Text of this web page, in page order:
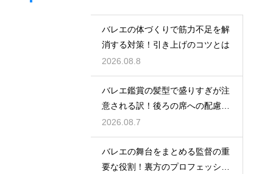
バレエの体づくりで筋力不足を解
消する対策！引き上げのコツとは
2026.08.8
バレエ鑑賞の髪型で盛りすぎが注
意される訳！後ろの席への配慮と
は
2026.08.7
バレエの舞台をまとめる監督の重
要な役割！裏方のプロフェッショ